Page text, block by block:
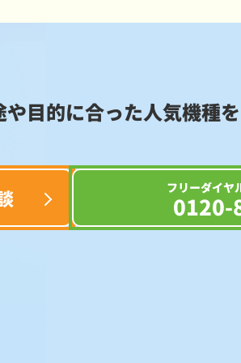
目的に合った人気機種
フリーダイヤ
0120-